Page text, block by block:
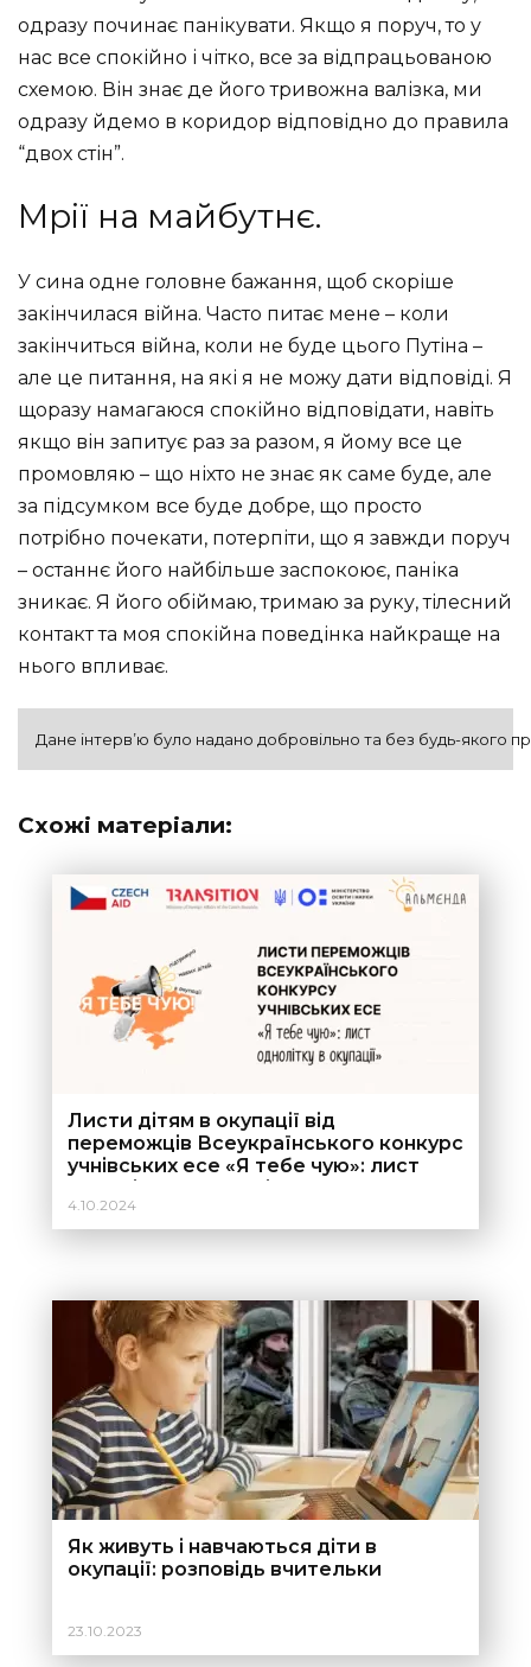
одразу починає панікувати. Якщо я поруч, то у
нас все спокійно і чітко, все за відпрацьованою
схемою. Він знає де його тривожна валізка, ми
одразу йдемо в коридор відповідно до правила
“двох стін”.
Мрії на майбутнє.
У сина одне головне бажання, щоб скоріше
закінчилася війна. Часто питає мене – коли
закінчиться війна, коли не буде цього Путіна –
але це питання, на які я не можу дати відповіді. Я
щоразу намагаюся спокійно відповідати, навіть
якщо він запитує раз за разом, я йому все це
промовляю – що ніхто не знає як саме буде, але
за підсумком все буде добре, що просто
потрібно почекати, потерпіти, що я завжди поруч
– останнє його найбільше заспокоює, паніка
зникає. Я його обіймаю, тримаю за руку, тілесний
контакт та моя спокійна поведінка найкраще на
нього впливає.
Дане інтерв’ю було надано добровільно та без будь-якого
Схожі матеріали:
Листи дітям в окупації від
переможців Всеукраїнського конкурс
учнівських есе «Я тебе чую»: лист
однолітку в окупації»
4.10.2024
Як живуть і навчаються діти в
окупації: розповідь вчительки
23.10.2023